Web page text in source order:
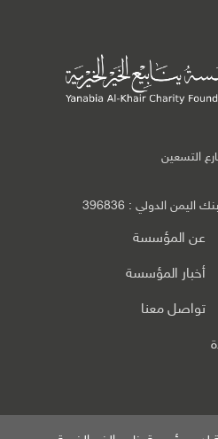
التسعين
عن المؤسسة
أخبار المؤسسة
تواصل معنا